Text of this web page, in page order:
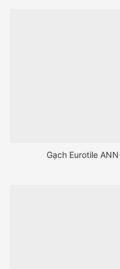
Gạch Eurotile